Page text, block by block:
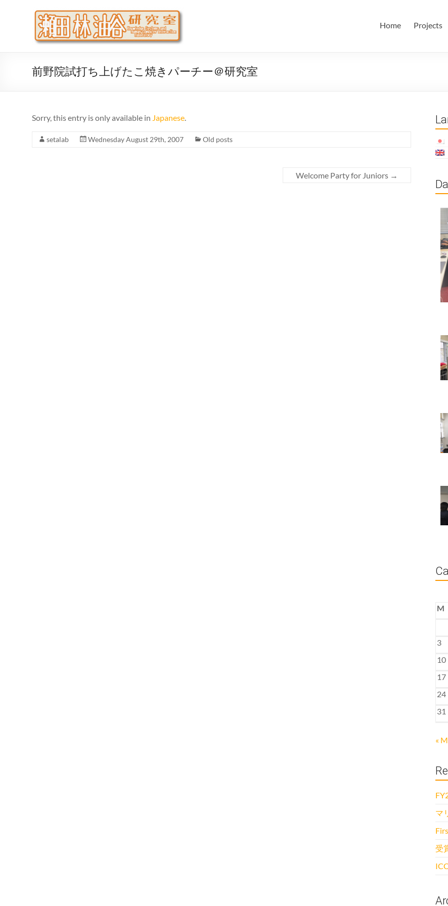
代システム科学域 知識情報システム学類 瀬田研究室
Home Projects
前野院試打ち上げたこ焼きパーチー＠研究室
Sorry, this entry is only available in Japanese.
setalab Wednesday August 29th, 2007 Old posts
Welcome Party for Juniors →
M
3
10
17
24
31
«
マ
受